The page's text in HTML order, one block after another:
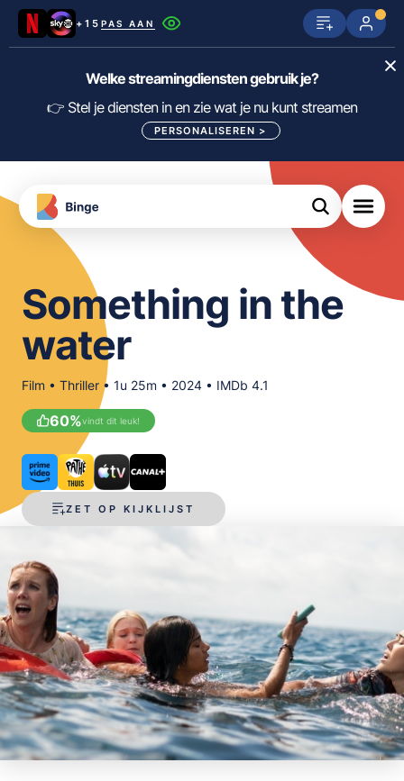
+15 PAS AAN
Netflix SkyShowtime Prime Video
Disney+ Videoland HBO Max
Viaplay Apple TV
KIJK
meJane Canal+
FILTER FILMS EN SERIES OP MIJN
DIENSTEN
Welke streamingdiensten gebruik je?
👉 Stel je diensten in en zie wat je nu kunt streamen
PERSONALISEREN >
Download
de
Binge
Something in the
water
Film • Thriller • 1u 25m • 2024 • IMDb 4.1
60%vindt dit leuk!
ZET OP KIJKLIJST